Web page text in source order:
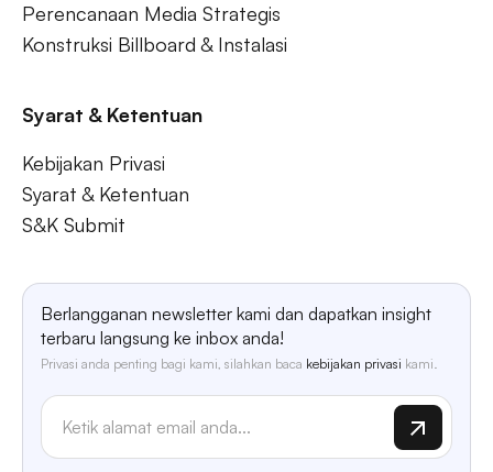
Perencanaan Media Strategis
Konstruksi Billboard & Instalasi
Syarat & Ketentuan
Kebijakan Privasi
Syarat & Ketentuan
S&K Submit
Berlangganan newsletter kami dan dapatkan insight
terbaru langsung ke inbox anda!
Privasi anda penting bagi kami, silahkan baca kebijakan privasi kami.